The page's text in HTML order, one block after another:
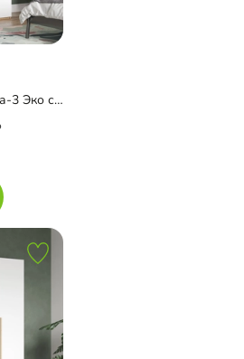
Распашной шкаф Лорэна-3 Эко с зеркалом